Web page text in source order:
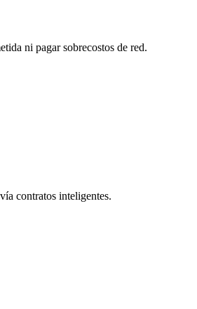
ni pagar sobrecostos de red.
contratos inteligentes.